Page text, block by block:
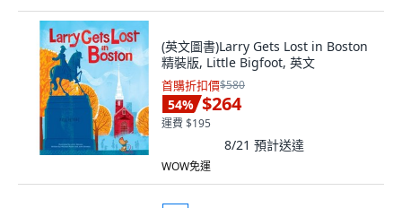
(英文圖書)Larry Gets Lost in Boston
精裝版, Little Bigfoot, 英文
首購折扣價$580
54% $264
運費 $195
8/21 預計送達
WOW免運